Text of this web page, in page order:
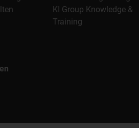
KI Group Knowledge &
Training